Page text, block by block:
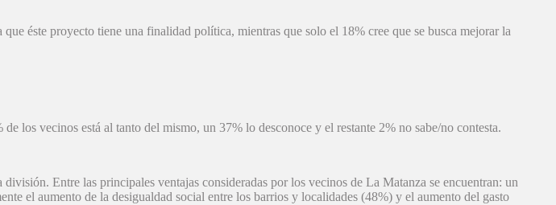
éste proyecto tiene una finalidad política, mientras que solo el 18% cree que se busca mejorar la
los vecinos está al tanto del mismo, un 37% lo desconoce y el restante 2% no sabe/no contesta.
Entre las principales ventajas consideradas por los vecinos de La Matanza se encuentran: un
el aumento de la desigualdad social entre los barrios y localidades (48%) y el aumento del gasto